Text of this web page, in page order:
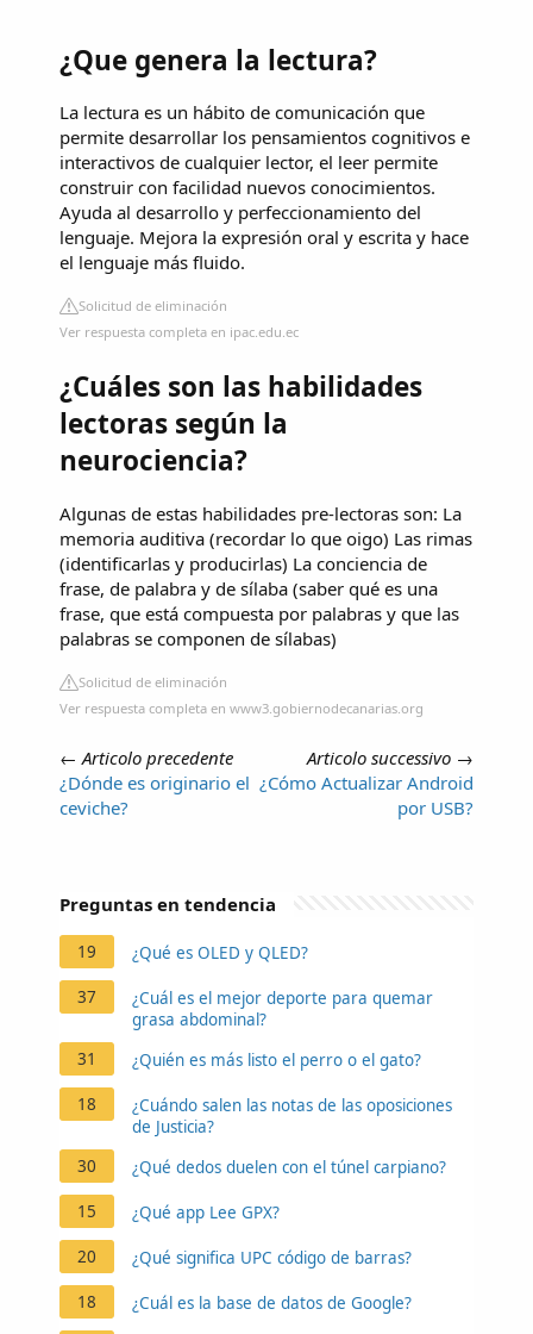
¿Que genera la lectura?
La lectura es un hábito de comunicación que
permite desarrollar los pensamientos cognitivos e
interactivos de cualquier lector, el leer permite
construir con facilidad nuevos conocimientos.
Ayuda al desarrollo y perfeccionamiento del
lenguaje. Mejora la expresión oral y escrita y hace
el lenguaje más fluido.
Solicitud de eliminación
Ver respuesta completa en ipac.edu.ec
¿Cuáles son las habilidades
lectoras según la
neurociencia?
Algunas de estas habilidades pre-lectoras son: La
memoria auditiva (recordar lo que oigo) Las rimas
(identificarlas y producirlas) La conciencia de
frase, de palabra y de sílaba (saber qué es una
frase, que está compuesta por palabras y que las
palabras se componen de sílabas)
Solicitud de eliminación
Ver respuesta completa en www3.gobiernodecanarias.org
← Articolo precedente
¿Dónde es originario el
ceviche?
Articolo successivo →
¿Cómo Actualizar Android
por USB?
Preguntas en tendencia
19 ¿Qué es OLED y QLED?
37
¿Cuál es el mejor deporte para quemar
grasa abdominal?
31
¿Quién es más listo el perro o el gato?
18
¿Cuándo salen las notas de las oposiciones
de Justicia?
30
¿Qué dedos duelen con el túnel carpiano?
15 ¿Qué app Lee GPX?
20 ¿Qué significa UPC código de barras?
18 ¿Cuál es la base de datos de Google?